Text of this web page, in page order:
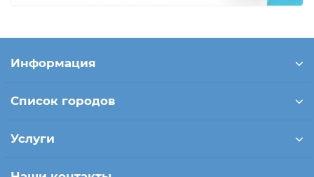
Информация
Список городов
Услуги